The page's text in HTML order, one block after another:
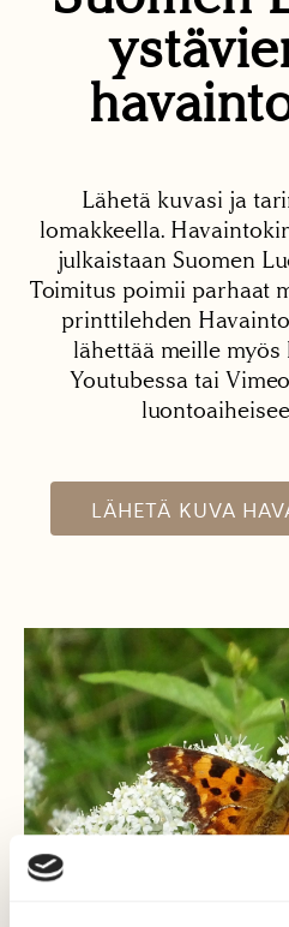
Lähetä kuvasi ja
lomakkeella.
julkaistaan Suomen
Toimitus poimii parhaat
printtilehden
lähettää meille
Youtubessa tai
LÄHETÄ KUVA